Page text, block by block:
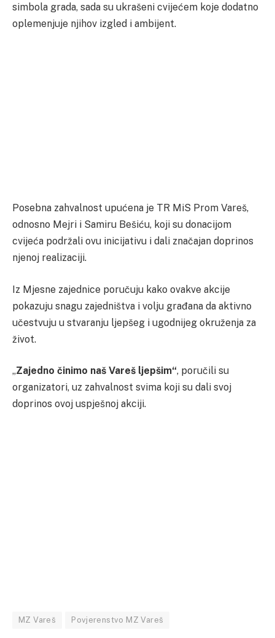
simbola grada, sada su ukrašeni cvijećem koje dodatno
oplemenjuje njihov izgled i ambijent.
Posebna zahvalnost upućena je TR MiS Prom Vareš,
odnosno Mejri i Samiru Bešiću, koji su donacijom
cvijeća podržali ovu inicijativu i dali značajan doprinos
njenoj realizaciji.
Iz Mjesne zajednice poručuju kako ovakve akcije
pokazuju snagu zajedništva i volju građana da aktivno
učestvuju u stvaranju ljepšeg i ugodnijeg okruženja za
život.
„Zajedno činimo naš Vareš ljepšim“, poručili su
organizatori, uz zahvalnost svima koji su dali svoj
doprinos ovoj uspješnoj akciji.
MZ Vareš Povjerenstvo MZ Vareš